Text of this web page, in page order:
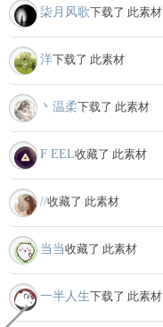
柒月风歌下载了 此素材
洋下载了 此素材
丶温柔下载了 此素材
F EEL收藏了 此素材
//收藏了 此素材
当当收藏了 此素材
一半人生下载了 此素材